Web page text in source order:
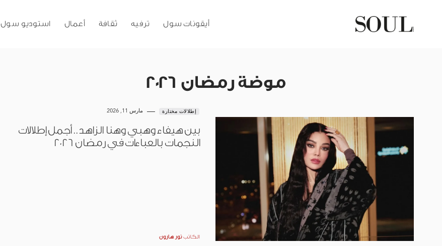
أيقونات سول ترفيه ثقافة أعمال استوديو سول
موضة رمضان 2026
إطلالات مختارة مارس 11, 2026
بين هيفاء وهبي وهنا الزاهد.. أجمل إطلالات
النجمات بالعباءات في رمضان 2026
الكاتب نور هارون